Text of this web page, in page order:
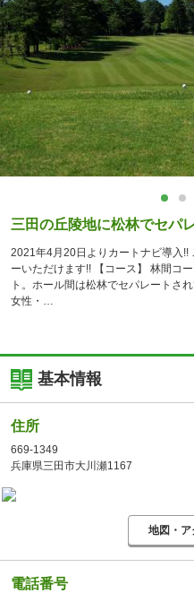
三田の丘陵地に松林でセパ
2021年4月20日よりカートナビ導入!!
ーいただけます!! 【コース】 林間コ
ト。ホール間は松林でセパレートさ
女性・
基本情報
住所
669-1349
兵庫県三田市大川瀬1167
地図・
電話番号